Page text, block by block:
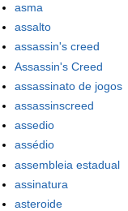
asma
assalto
assassin's creed
Assassin's Creed
assassinato de jogos
assassinscreed
assedio
assédio
assembleia estadual
assinatura
asteroide